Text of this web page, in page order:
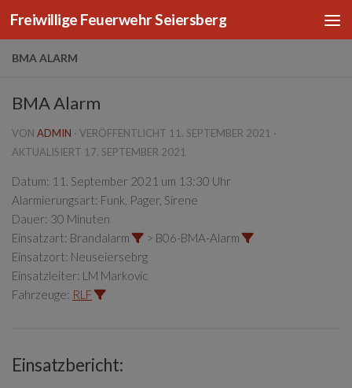
Zum Inhalt springen
Freiwillige Feuerwehr Seiersberg
BMA ALARM
BMA Alarm
VON ADMIN · VERÖFFENTLICHT 11. SEPTEMBER 2021 ·
AKTUALISIERT 17. SEPTEMBER 2021
Datum: 11. September 2021 um 13:30 Uhr
Alarmierungsart: Funk, Pager, Sirene
Dauer: 30 Minuten
Einsatzart: Brandalarm
> B06-BMA-Alarm
Einsatzort: Neuseiersebrg
Einsatzleiter: LM Markovic
Fahrzeuge: RLF
Einsatzbericht: